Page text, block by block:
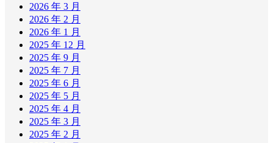
2026 年 3 月
2026 年 2 月
2026 年 1 月
2025 年 12 月
2025 年 9 月
2025 年 7 月
2025 年 6 月
2025 年 5 月
2025 年 4 月
2025 年 3 月
2025 年 2 月